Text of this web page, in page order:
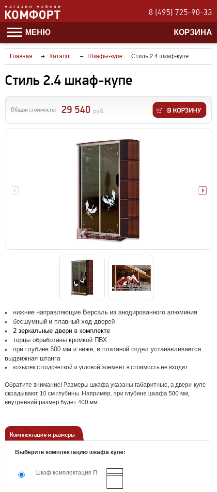
8 (495) 725-90-33
МЕНЮ КОРЗИНА
Главная Каталог Шкафы-купе Стиль 2.4 шкаф-купе
Стиль 2.4 шкаф-купе
Общая стоимость: 29 540 руб.
нижние направляющие Версаль из анодированного алюминия
бесшумный и плавный ход дверей
2 зеркальные двери в комплекте
торцы обработаны кромкой ПВХ
при глубине 500 мм и ниже, в платяной отдел устанавливается
выдвижная штанга
козырек с подсветкой и угловой элемент в стоимость не входит
Обратите внимание! Размеры шкафа указаны габаритные, а двери-купе
скрадывают 10 см глубины. Например, при глубине шкафа 500 мм,
внутренний размер будет 400 мм.
Комплектация и размеры
Выберите комплектацию шкафа купе:
Шкаф комплектация П